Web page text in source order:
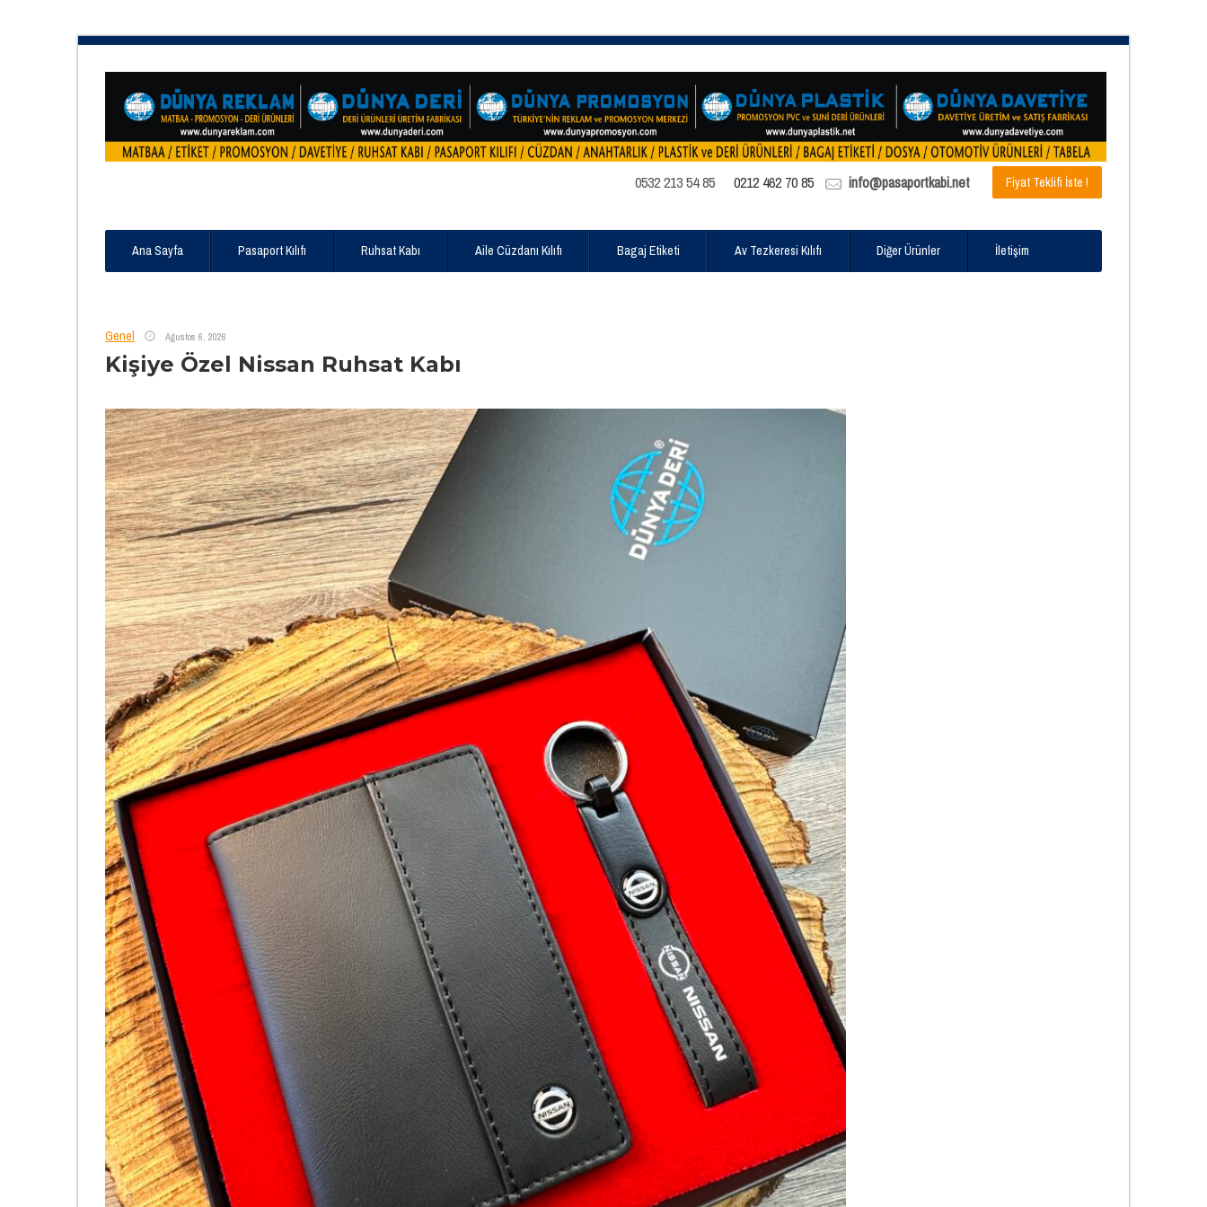
0532 213 54 85 0212 462 70 85 info@pasaportkabi.net Fiyat Teklifi İste !
Ana Sayfa Pasaport Kılıfı Ruhsat Kabı Aile Cüzdanı Kılıfı Bagaj Etiketi Av Tezkeresi Kılıfı Diğer Ürünler İletişim
Genel Ağustos 6, 2026
Kişiye Özel Nissan Ruhsat Kabı